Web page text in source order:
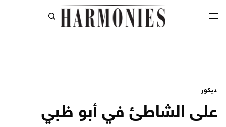
ديكور
على الشاطئ في أبو ظبي